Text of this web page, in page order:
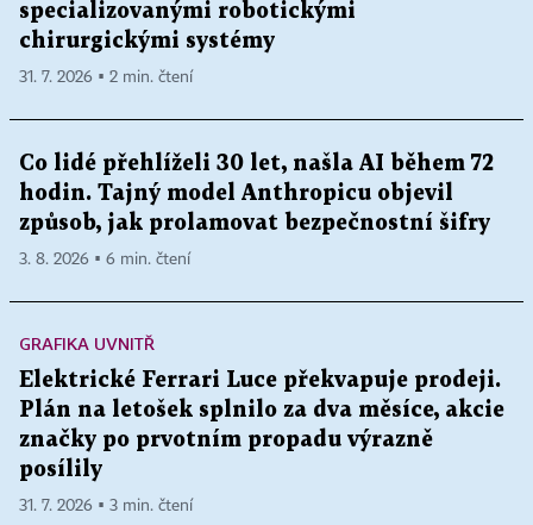
specializovanými robotickými
chirurgickými systémy
31. 7. 2026 ▪ 2 min. čtení
Co lidé přehlíželi 30 let, našla AI během 72
hodin. Tajný model Anthropicu objevil
způsob, jak prolamovat bezpečnostní šifry
3. 8. 2026 ▪ 6 min. čtení
GRAFIKA UVNITŘ
Elektrické Ferrari Luce překvapuje prodeji.
Plán na letošek splnilo za dva měsíce, akcie
značky po prvotním propadu výrazně
posílily
31. 7. 2026 ▪ 3 min. čtení